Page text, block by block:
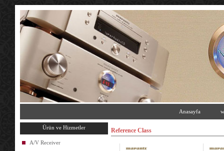
Anasayfa
Ürün ve Hizmetler
A/V Receiver
Reference Class